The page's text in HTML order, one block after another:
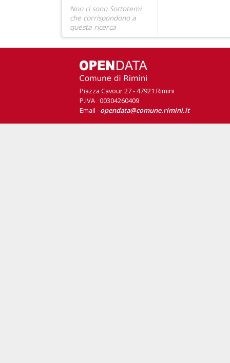
Non ci sono Sottotemi
che corrispondono a
questa ricerca
Piazza Cavour 27 - 47921 Rimini
P.IVA 00304260409
Email opendata@comune.rimini.it